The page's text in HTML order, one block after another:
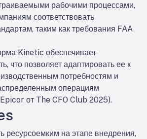
рабочими процессами,
соответствовать
таким как требования FAA
Kinetic обеспечивает
что позволяет адаптировать ее к
потребностям и
операциям
от The CFO Club 2025).
ресурсоемким на этапе внедрения,